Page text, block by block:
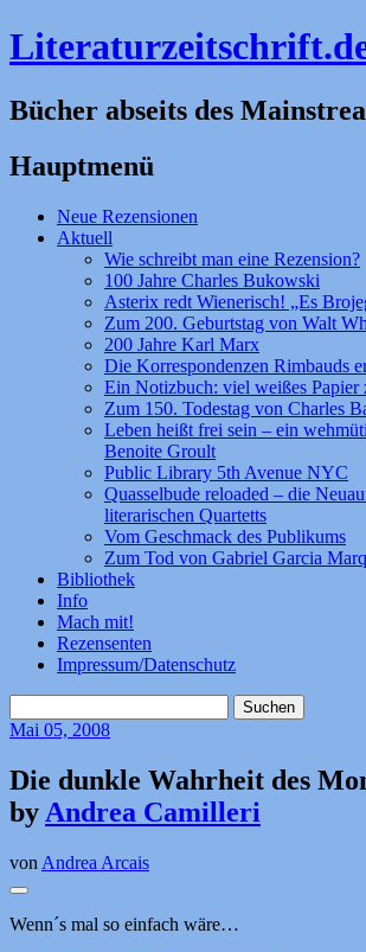
Bücher abseits des
Hauptmenü
Zum
Inhalt
Neue Rezensionen
Aktuell
Wie schreibt man eine Rezension?
100 Jahre Charles Bukowski
Asterix redt Wienerisch! „Es
Zum 200. Geburtstag von Walt
200 Jahre Karl Marx
Die Korrespondenzen Rimbauds
Ein Notizbuch: viel weißes Papier
Zum 150. Todestag von Charles
Leben heißt frei sein – ein
Benoite Groult
Public Library 5th Avenue NYC
Quasselbude reloaded – die
literarischen Quartetts
Vom Geschmack des Publikums
Zum Tod von Gabriel Garcia
Bibliothek
Info
Mach mit!
Rezensenten
Impressum/Datenschutz
nach:
Mai 05, 2008
Die dunkle Wahrheit des
by Andrea Camilleri
von Andrea Arcais
Wenn´s mal so einfach wäre…